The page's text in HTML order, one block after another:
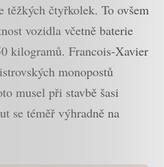
těžkých čtyřkolek. To ovšem
vozidla včetně baterie
kilogramů. Francois-Xavier
monopostů
musel při stavbě šasi
se téměř výhradně na